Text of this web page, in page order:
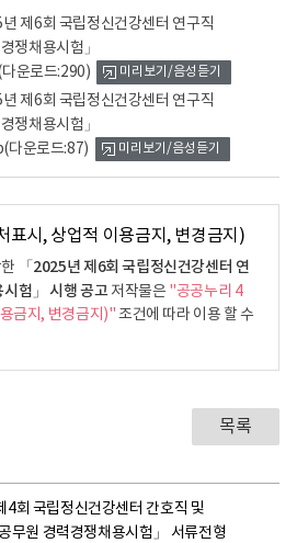
년 제6회 국립정신건강센터 연구직
쟁채용시험」
운로드:290) 미리보기/음성듣기
년 제6회 국립정신건강센터 연구직
쟁채용시험」
(다운로드:87) 미리보기/음성듣기
「2025년 제6회 국립정신건강센터 연
험」 시행 공고저작물은 "공공누리 4
금지, 변경금지)"조건에 따라 이용 할 수
목록
4회 국립정신건강센터 간호직 및
무원 경력경쟁채용시험」 서류전형